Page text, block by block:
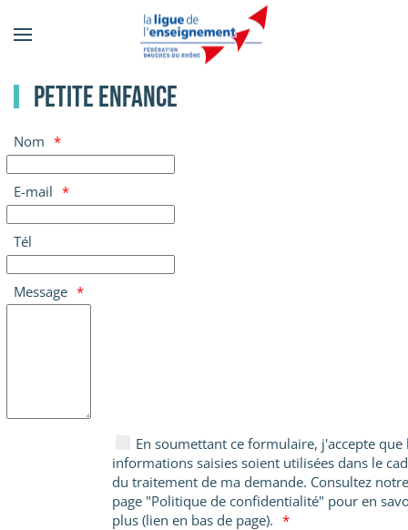
contenu
principal
Petite enfance
Nom
E-mail
Tél
Message
En soumettant ce formulaire, j'accepte que
informations saisies soient utilisées dans le
du traitement de ma demande. Consultez notre
page "Politique de confidentialité" pour en
plus (lien en bas de page).